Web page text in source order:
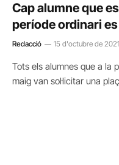
Cap alumne que
període ordinari
Redacció 15 d'octubre de 2021
Tots els alumnes que a la
maig van sol·licitar una